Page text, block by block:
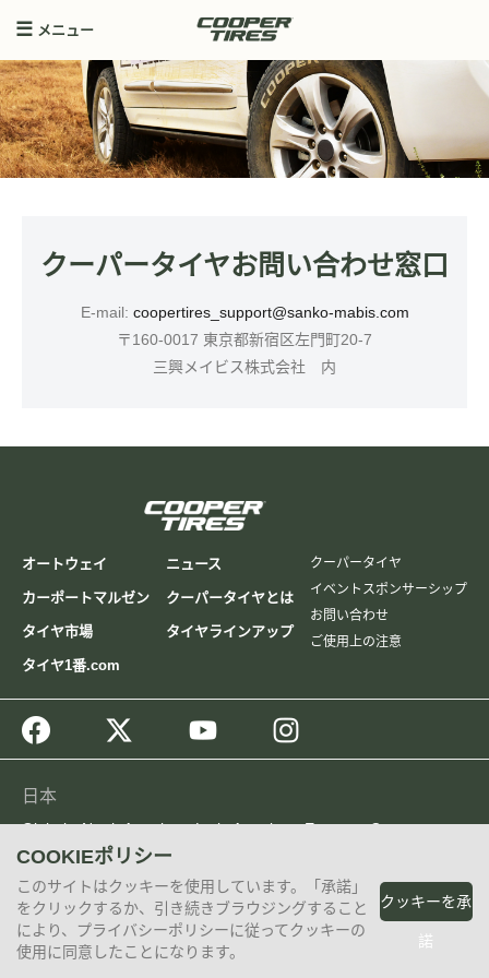
メニュー
クーパータイヤお問い合わせ窓口
E-mail: coopertires_support@sanko-mabis.com
〒160-0017 東京都新宿区左門町20-7
三興メイビス株式会社 内
オートウェイ
カーポートマルゼン
タイヤ市場
タイヤ1番.com
ニュース
クーパータイヤとは
タイヤラインアップ
クーパータイヤ
イベントスポンサーシップ
お問い合わせ
ご使用上の注意
日本
Global North America Latin America Europe
Cooper
China
Taiwan, China
© 2026 The Goodyear Tire & Rubber Company
COOKIEポリシー
このサイトはクッキーを使用しています。「承諾」
をクリックするか、引き続きブラウジングすること
により、プライバシーポリシーに従ってクッキーの
使用に同意したことになります。
クッキーを承
諾